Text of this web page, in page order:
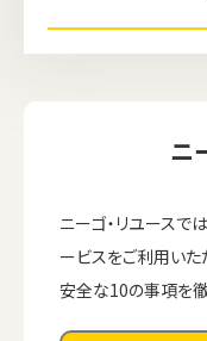
ニ
ニーゴ・リユース
ービスをご利用いた
安全な10の事項を徹